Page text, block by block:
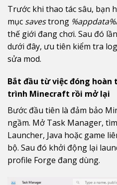
Trước khi thao tác sâu, bạn
mục savestrong
thế giới đang chơi. Sau đó
dưới đây, ưu tiên kiểm tra
sửa mod.
Bắt đầu từ việc đóng hoàn
trình Minecraft rồi mở lại
Bước đầu tiên là đảm bảo
ngầm. Mở Task Manager,
Launcher, Java hoặc game
bộ. Sau đó khởi động lại
profile Forge đang dùng.